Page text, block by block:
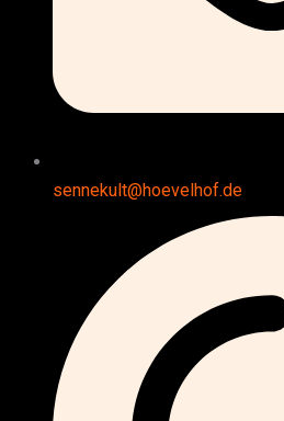
sennekult@hoevelhof.de